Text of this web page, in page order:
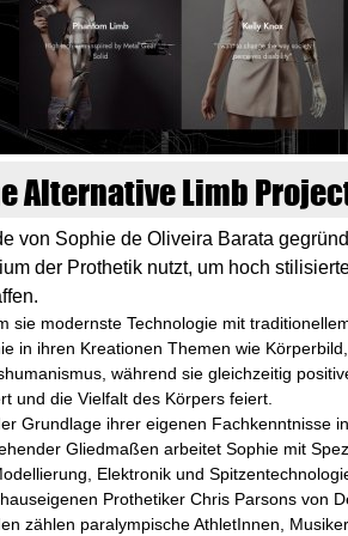
Alternative Limb
von Sophie de Oliveira Barata
der Prothetik nutzt, um hoch
sie modernste Technologie mit
in ihren Kreationen Themen wie
während sie gleichzeitig
und die Vielfalt des Körpers feiert.
Grundlage ihrer eigenen Fachkenntnisse
Gliedmaßen arbeitet Sophie mit
Elektronik und
Prothetiker Chris Parsons von
zählen paralympische AthletInnen,